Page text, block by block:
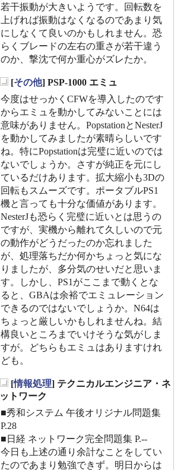
若干振動が大きいようです。回転数を
上げれば振動はなくなるのであまり気
にしなくて良いのかもしれません。恐
らくブレードの左右の重さが若干違う
のか、撃沈で何か重心がズレたか。
[その他] PSP-1000 エミュ
今度はせっかくCFWを導入したのです
からエミュを動かしてみないことには
意味がありません。PopstationとNesterJ
を動かしてみましたが素晴らしいです
ね。特にPopstationは完璧に近いのでは
ないでしょうか。さすが純正を元にし
ているだけあります。拡大縮小も3Dの
回転もスムーズです。ポータブルPS1
機と言っても十分な価値があります。
NesterJも恐らく完璧に近いとは思うの
ですが、実機から離れて久しいので元
の動作がどうだったのか忘れました
が、処理落ちだか何かちょっと気にな
りましたが、多分気のせいだと思いま
す。しかし、PS1がここまで動くとな
ると、GBAは余裕でエミュレーション
できるのではないでしょうか。N64は
ちょっと厳しいかもしれませんね。結
構良いところまでいけそうな気がしま
すが。どちらもエミュはありますけれ
ども。
[情報処理] テクニカルエンジニア・ネ
ットワーク
■秀和システム 午後オリジナル問題集
P.28
■日経 ネットワーク完全問題集 P.--
今日も上述の通り余計なことをしてい
たのであまり勉強できず。明日からは